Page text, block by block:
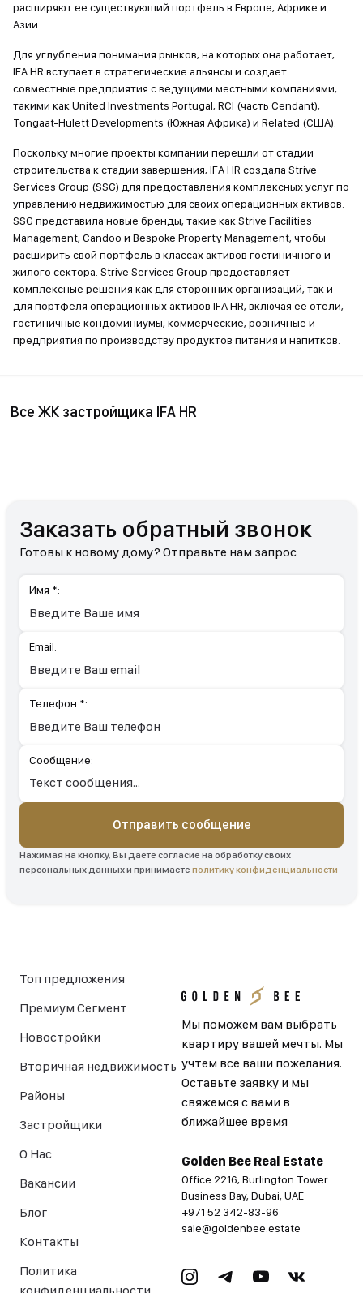
расширяют ее существующий портфель в Европе, Африке и
Азии.
Для углубления понимания рынков, на которых она работает,
IFA HR вступает в стратегические альянсы и создает
совместные предприятия с ведущими местными компаниями,
такими как United Investments Portugal, RCI (часть Cendant),
Tongaat-Hulett Developments (Южная Африка) и Related (США).
Поскольку многие проекты компании перешли от стадии
строительства к стадии завершения, IFA HR создала Strive
Services Group (SSG) для предоставления комплексных услуг по
управлению недвижимостью для своих операционных активов.
SSG представила новые бренды, такие как Strive Facilities
Management, Candoo и Bespoke Property Management, чтобы
расширить свой портфель в классах активов гостиничного и
жилого сектора. Strive Services Group предоставляет
комплексные решения как для сторонних организаций, так и
для портфеля операционных активов IFA HR, включая ее отели,
гостиничные кондоминиумы, коммерческие, розничные и
предприятия по производству продуктов питания и напитков.
Все ЖК застройщика IFA HR
Заказать обратный звонок
Готовы к новому дому? Отправьте нам запрос
Имя *:
Email:
Телефон *:
Сообщение:
Отправить сообщение
Нажимая на кнопку, Вы даете согласие на обработку своих
персональных данных и принимаете политику конфиденциальности
Мы поможем вам выбрать
квартиру вашей мечты. Мы
учтем все ваши пожелания.
Оставьте заявку и мы
свяжемся с вами в
ближайшее время
Golden Bee Real Estate
Office 2216, Burlington Tower
Business Bay, Dubai, UAE
+971 52 342-83-96
sale@goldenbee.estate
Топ предложения
Премиум Сегмент
Новостройки
Вторичная недвижимость
Районы
Застройщики
О Нас
Вакансии
Блог
Контакты
Политика